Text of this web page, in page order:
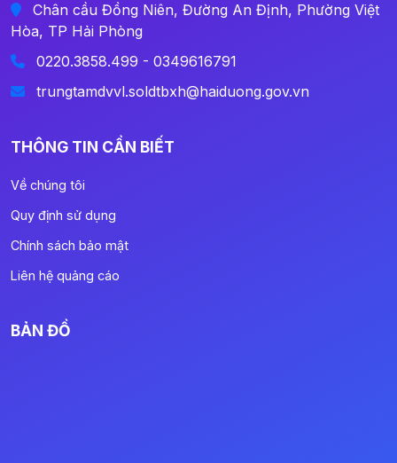
Chân cầu Đồng Niên, Đường An Định, Phường Việt
Hòa, TP Hải Phòng
0220.3858.499 - 0349616791
trungtamdvvl.soldtbxh@haiduong.gov.vn
THÔNG TIN CẦN BIẾT
Về chúng tôi
Quy định sử dụng
Chính sách bảo mật
Liên hệ quảng cáo
BẢN ĐỒ